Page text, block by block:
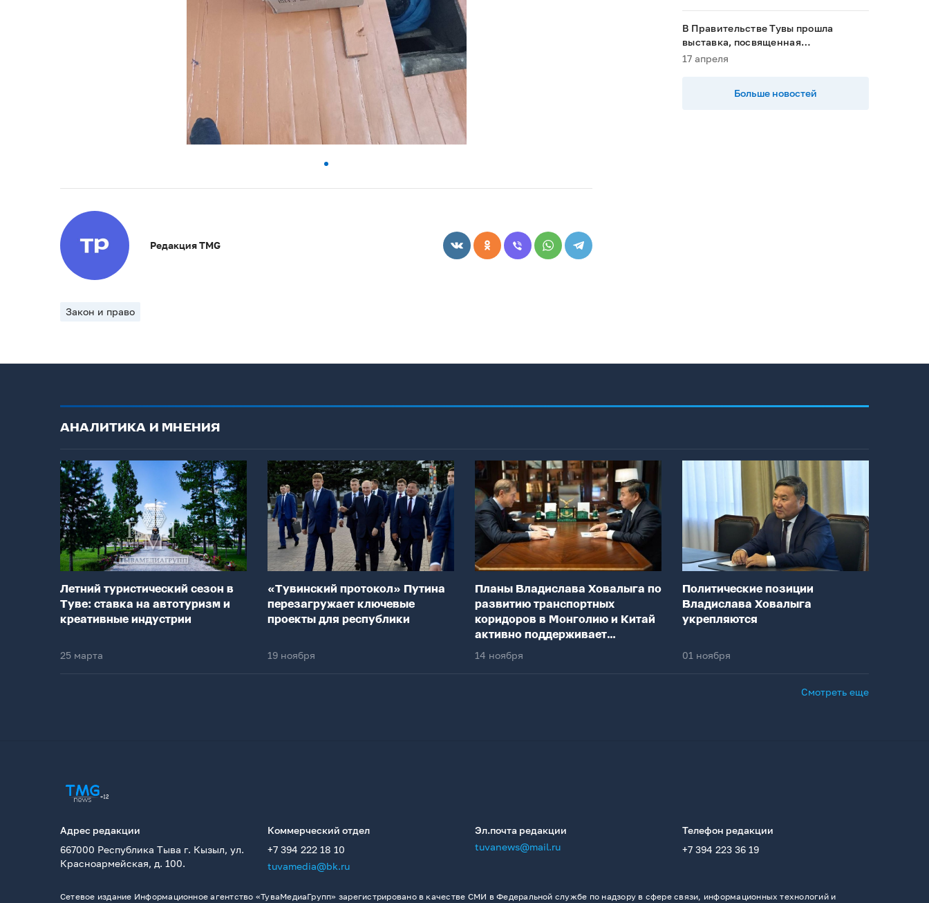
Редакция TMG
Закон и право
В Правительстве Тувы прошла
выставка, посвященная
национальным проектам
17 апреля
Больше новостей
АНАЛИТИКА И МНЕНИЯ
Летний туристический сезон в
Туве: ставка на автотуризм и
креативные индустрии
25 марта
«Тувинский протокол» Путина
перезагружает ключевые
проекты для республики
19 ноября
Планы Владислава Ховалыга по
развитию транспортных
коридоров в Монголию и Китай
активно поддерживает
федеральный центр
14 ноября
Политические позиции
Владислава Ховалыга
укрепляются
01 ноября
Смотреть еще
Адрес редакции
667000 Республика Тыва г. Кызыл, ул.
Красноармейская, д. 100.
Коммерческий отдел
+7 394 222 18 10
tuvamedia@bk.ru
Эл.почта редакции
tuvanews@mail.ru
Телефон редакции
+7 394 223 36 19
Сетевое издание Информационное агентство «ТуваМедиаГрупп» зарегистрировано в качестве СМИ в Федеральной службе по надзору в сфере связи, информационных технологий и